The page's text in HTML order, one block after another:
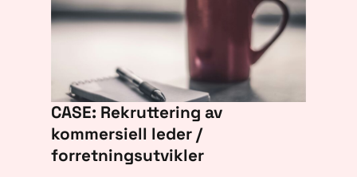
CASE: Rekruttering av
kommersiell leder /
forretningsutvikler